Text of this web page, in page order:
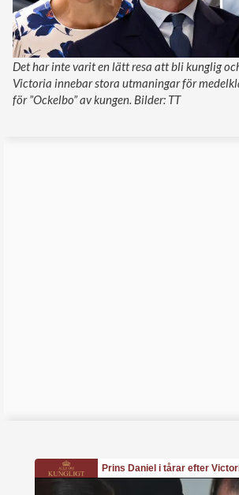
Det har inte varit en lätt resa att bli kunglig
Victoria innebar stora utmaningar för
för ”Ockelbo” av kungen. Bilder: TT